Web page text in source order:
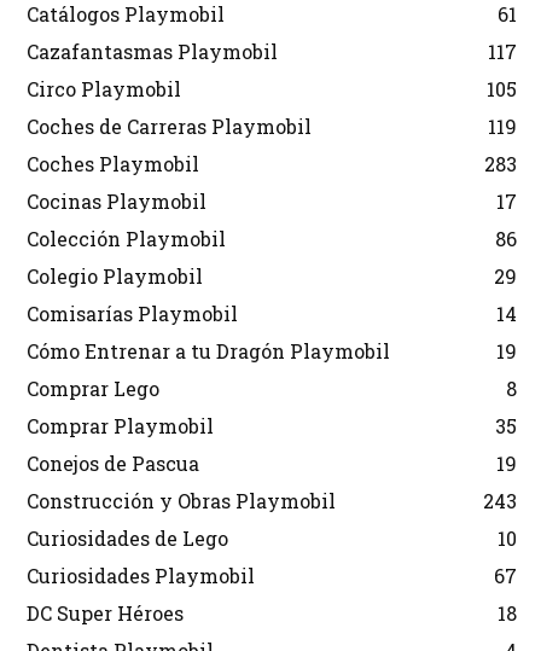
Catálogos Playmobil
61
Cazafantasmas Playmobil
117
Circo Playmobil
105
Coches de Carreras Playmobil
119
Coches Playmobil
283
Cocinas Playmobil
17
Colección Playmobil
86
Colegio Playmobil
29
Comisarías Playmobil
14
Cómo Entrenar a tu Dragón Playmobil
19
Comprar Lego
8
Comprar Playmobil
35
Conejos de Pascua
19
Construcción y Obras Playmobil
243
Curiosidades de Lego
10
Curiosidades Playmobil
67
DC Super Héroes
18